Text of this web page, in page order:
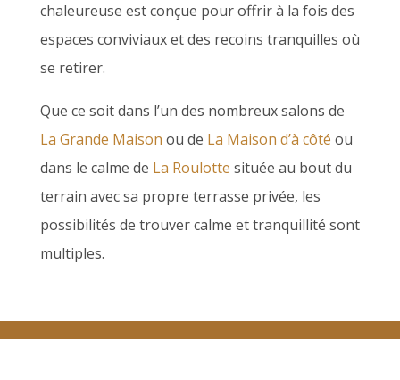
chaleureuse est conçue pour offrir à la fois des
espaces conviviaux et des recoins tranquilles où
se retirer.
Que ce soit dans l’un des nombreux salons de
La Grande Maison ou de La Maison d’à côté ou
dans le calme de La Roulotte située au bout du
terrain avec sa propre terrasse privée, les
possibilités de trouver calme et tranquillité sont
multiples.